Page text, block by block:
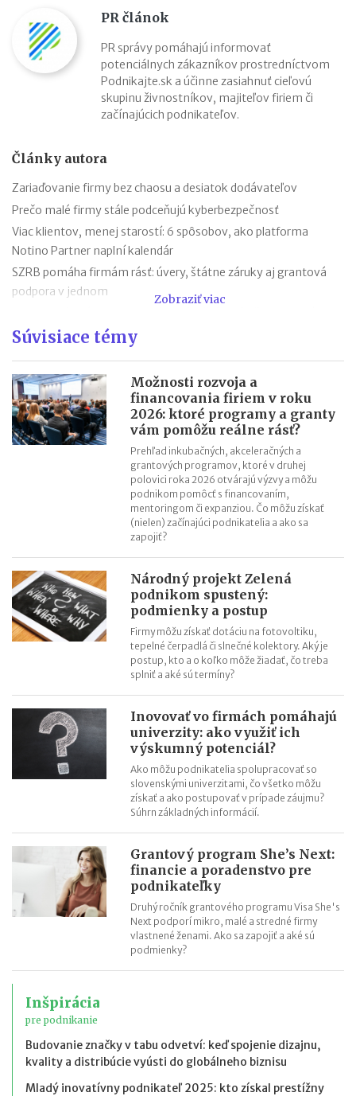
PR článok
PR správy pomáhajú informovať
potenciálnych zákazníkov prostredníctvom
Podnikajte.sk a účinne zasiahnuť cieľovú
skupinu živnostníkov, majiteľov firiem či
začínajúcich podnikateľov.
Články autora
Zariaďovanie firmy bez chaosu a desiatok dodávateľov
Prečo malé firmy stále podceňujú kyberbezpečnosť
Viac klientov, menej starostí: 6 spôsobov, ako platforma
Notino Partner naplní kalendár
SZRB pomáha firmám rásť: úvery, štátne záruky aj grantová
podpora v jednom
Časté chyby v účtovníctve a ako sa im vyhnúť vďaka
Revolúcia v doručovaní listov: výdajné boxy už nie sú len pre
balíky, poštu si vyzdvihnete kedykoľvek
Efektívny rast v roku 2026: Objavte potenciál AI aj na Kaufland
online trhovisku
Black Friday: Ako môžu slovenskí predajcovia využiť nákupnú
Najsilnejšia predvianočná sezóna: 5 krokov k vyšším tržbám
Zobraziť viac
Súvisiace témy
Možnosti rozvoja a
financovania firiem v roku
2026: ktoré programy a granty
vám pomôžu reálne rásť?
Prehľad inkubačných, akceleračných a
grantových programov, ktoré v druhej
polovici roka 2026 otvárajú výzvy a môžu
podnikom pomôcť s financovaním,
mentoringom či expanziou. Čo môžu získať
(nielen) začínajúci podnikatelia a ako sa
zapojiť?
Národný projekt Zelená
podnikom spustený:
podmienky a postup
Firmy môžu získať dotáciu na fotovoltiku,
tepelné čerpadlá či slnečné kolektory. Aký je
postup, kto a o koľko môže žiadať, čo treba
splniť a aké sú termíny?
Inovovať vo firmách pomáhajú
univerzity: ako využiť ich
výskumný potenciál?
Ako môžu podnikatelia spolupracovať so
slovenskými univerzitami, čo všetko môžu
získať a ako postupovať v prípade záujmu?
Súhrn základných informácií.
Grantový program She’s Next:
financie a poradenstvo pre
podnikateľky
Druhý ročník grantového programu Visa She's
Next podporí mikro, malé a stredné firmy
vlastnené ženami. Ako sa zapojiť a aké sú
podmienky?
Inšpirácia
pre podnikanie
Budovanie značky v tabu odvetví: keď spojenie dizajnu,
kvality a distribúcie vyústi do globálneho biznisu
Mladý inovatívny podnikateľ 2025: kto získal prestížny